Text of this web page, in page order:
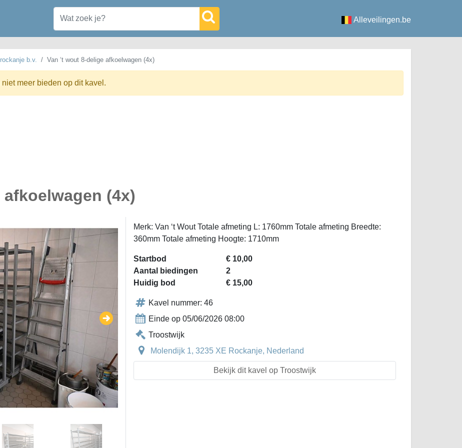
Alleveilingen.be
b.v. Van ‘t wout 8-delige afkoelwagen (4x)
meer bieden op dit kavel.
afkoelwagen (4x)
Merk: Van ‘t Wout Totale afmeting L: 1760mm Totale afmeting Breedte:
360mm Totale afmeting Hoogte: 1710mm
Startbod
€ 10,00
Aantal biedingen
2
Huidig bod
€ 15,00
Kavel nummer: 46
Einde op 05/06/2026 08:00
Troostwijk
Molendijk 1, 3235 XE Rockanje, Nederland
Bekijk dit kavel op Troostwijk